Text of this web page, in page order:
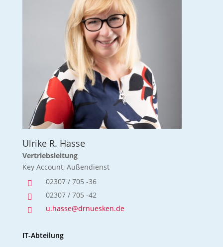
Ulrike R. Hasse
Vertriebsleitung
Key Account, Außendienst
 02307 / 705 -36
 02307 / 705 -42
 u.hasse@drnuesken.de
IT-Abteilung